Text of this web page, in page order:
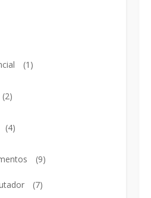
(1)
(2)
(4)
(9)
(7)